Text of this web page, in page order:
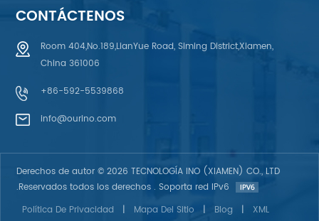
CONTÁCTENOS
Room 404,No.189,LianYue Road, Siming District,Xiamen,
China 361006
+86-592-5539868
info@ourino.com
Derechos de autor © 2026 TECNOLOGÍA INO (XIAMEN) CO., LTD
.Reservados todos los derechos . Soporta red IPv6
Política De Privacidad
| Mapa Del Sitio | Blog | XML